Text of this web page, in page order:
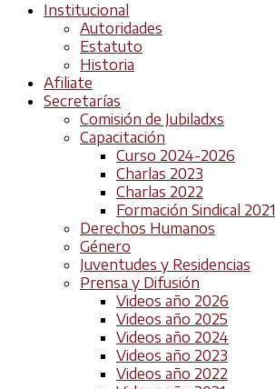
Institucional
Autoridades
Estatuto
Historia
Afiliate
Secretarías
Comisión de Jubiladxs
Capacitación
Curso 2024-2026
Charlas 2023
Charlas 2022
Formación Sindical 2021
Derechos Humanos
Género
Juventudes y Residencias
Prensa y Difusión
Videos año 2026
Videos año 2025
Videos año 2024
Videos año 2023
Videos año 2022